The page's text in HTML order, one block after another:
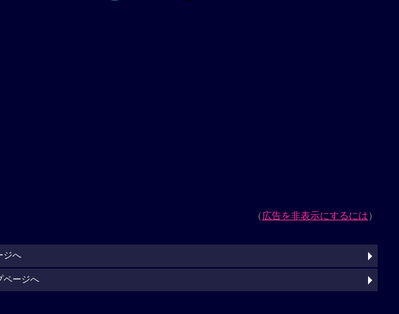
（広告を非表示にするには）
ジへ
ページへ